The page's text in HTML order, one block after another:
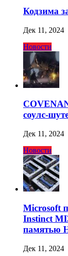
Кодзима
Дек 11, 2024
Новости
соулс-
Дек 11, 2024
Новости
Microsoft
Instinct
памятью
Дек 11, 2024